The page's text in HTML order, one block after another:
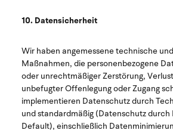
10. Datensicherheit
Wir haben angemessene technische
Maßnahmen, die personenbezogene
oder unrechtmäßiger Zerstörung,
unbefugter Offenlegung oder Zugang
implementieren Datenschutz durch
und standardmäßig (Datenschutz durch
Default), einschließlich